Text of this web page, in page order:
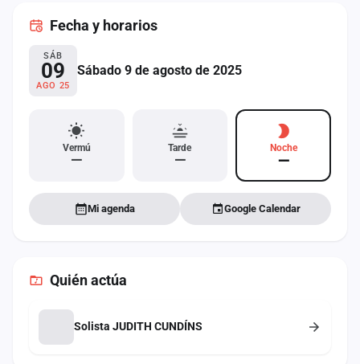
Fecha y horarios
SÁB
09
AGO 25
Sábado 9 de agosto de 2025
Vermú
—
Tarde
—
Noche
—
Mi agenda Google Calendar
Quién actúa
Solista JUDITH CUNDÍNS
Administración
Contacto